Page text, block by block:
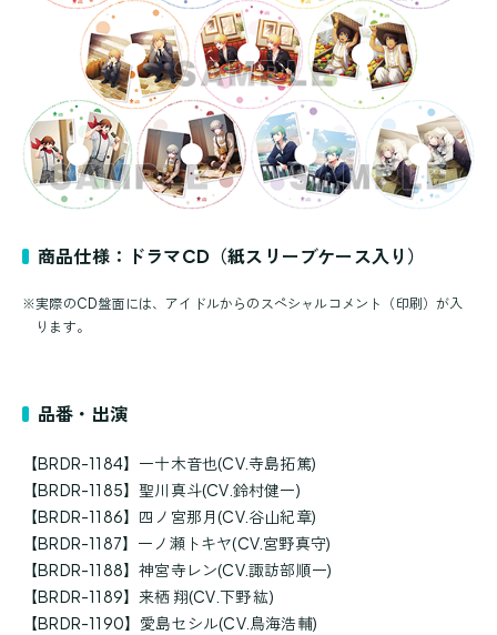
商品仕様：ドラマCD（紙スリーブケース入り）
※実際のCD盤面には、アイドルからのスペシャルコメント（印刷）が入
ります。
品番・出演
【BRDR-1184】一十木音也(CV.寺島拓篤)
【BRDR-1185】聖川真斗(CV.鈴村健一)
【BRDR-1186】四ノ宮那月(CV.谷山紀章)
【BRDR-1187】一ノ瀬トキヤ(CV.宮野真守)
【BRDR-1188】神宮寺レン(CV.諏訪部順一)
【BRDR-1189】来栖 翔(CV.下野 紘)
【BRDR-1190】愛島セシル(CV.鳥海浩輔)